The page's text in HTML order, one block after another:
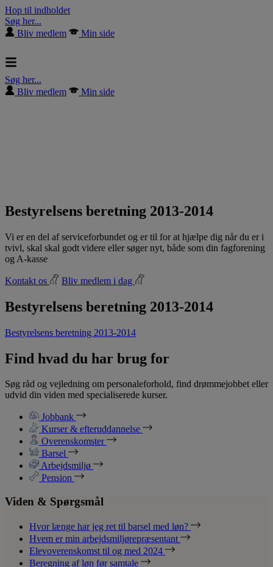
Hop til indholdet
Søg her...
Bliv medlem
Min side
Søg her...
Bliv medlem
Min side
Bestyrelsens beretning 2013-2014
Vi er en del af serviceforbundet og er til for at hjælpe dig når du er i
tvivl, skal skal godt videre eller søger nyt, både som din fagforening
og A-kasse
Kontakt os Bliv medlem i dag
Bestyrelsens beretning 2013-2014
Bestyrelsens beretning 2013-2014
Find hvad du har brug for
Søg råd og vejledning om personaleforhold, find drømmejobbet eller
udvid din viden med specialiserede kurser.
Jobbank
Kurser & efteruddannelse
Overenskomster
Barsel
Arbejdsmiljø
Pension
Viden & Spørgsmål
Hvor længe har jeg ret til barsel med løn?
Hvem er min arbejdsmiljørepræsentant
Elevoverenskomst til og med 2024
Beregning af løn før samtale